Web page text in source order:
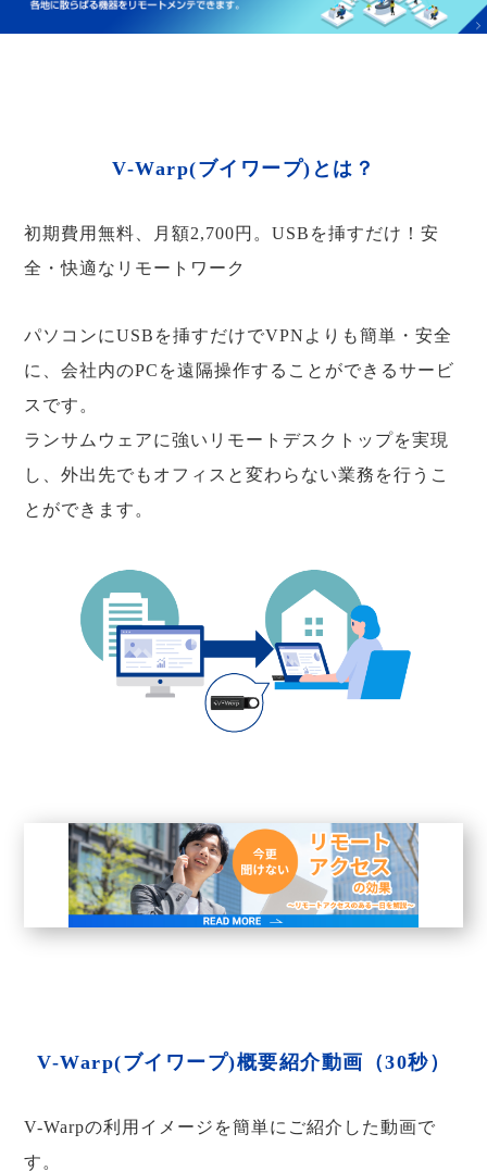
V-Warp(ブイワープ)とは？
初期費用無料、月額2,700円。USBを挿すだけ！安
全・快適なリモートワーク
パソコンにUSBを挿すだけでVPNよりも簡単・安全
に、会社内のPCを遠隔操作することができるサービ
スです。
ランサムウェアに強いリモートデスクトップを実現
し、外出先でもオフィスと変わらない業務を行うこ
とができます。
V-Warp(ブイワープ)概要紹介動画（30秒）
V-Warpの利用イメージを簡単にご紹介した動画で
す。